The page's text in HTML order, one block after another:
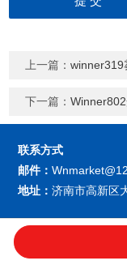
上一篇：winner319
下一篇：
联系方式
邮件：
地址：济南市高新区
济南微纳颗粒仪器股份有